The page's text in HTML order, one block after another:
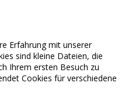
Erfahrung mit unserer
sind kleine Dateien, die
Ihrem ersten Besuch zu
Cookies für verschiedene